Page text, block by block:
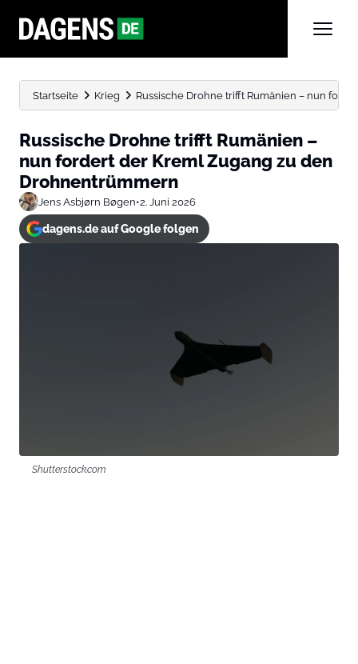
Startseite Krieg Russische Drohne trifft Rumänien – nun
Russische Drohne trifft Rumänien –
nun fordert der Kreml Zugang zu den
Drohnentrümmern
Jens Asbjørn Bøgen•2. Juni 2026
dagens.de auf Google folgen
Shutterstock.com